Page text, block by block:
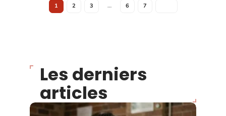
1 2 3 … 6 7
Les derniers
articles